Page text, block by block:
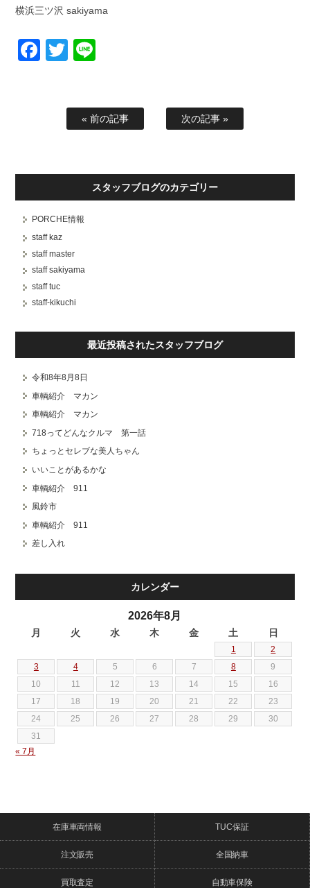
横浜三ツ沢 sakiyama
Facebook
Twitter
« 前の記事 次の記事 »
スタッフブログのカテゴリー
PORCHE情報
staff kaz
staff master
staff sakiyama
staff tuc
staff-kikuchi
最近投稿されたスタッフブログ
令和8年8月8日
車輌紹介 マカン
車輌紹介 マカン
718ってどんなクルマ 第一話
ちょっとセレブな美人ちゃん
いいことがあるかな
車輌紹介 911
風鈴市
車輌紹介 911
差し入れ
カレンダー
2026年8月
月 火 水 木 金 土 日
1
2
3
4 5 6 7 8
9
10
11 12 13 14 15
16
17
18 19 20 21 22
23
24
25 26 27 28 29
30
31
« 7月
在庫車両情報 TUC保証
注文販売 全国納車
買取査定 自動車保険